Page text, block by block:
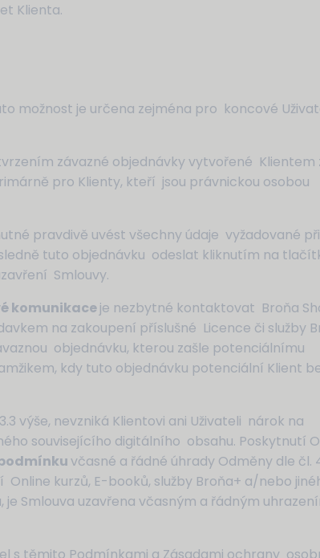
Klienta.
možnost je určena zejména pro koncové
závazné objednávky vytvořené Klientem
pro Klienty, kteří jsou právnickou osobou
pravdivě uvést všechny údaje vyžadované při
tuto objednávku odeslat kliknutím na
Smlouvy.
komunikaceje nezbytné kontaktovat Broňa
na zakoupení příslušné Licence či služby
objednávku, kterou zašle potenciálnímu
kdy tuto objednávku potenciální Klient
výše, nevzniká Klientovi ani Uživateli nárok na
souvisejícího digitálního obsahu. Poskytnutí
včasné a řádné úhrady Odměny dle čl.
kurzů, E-booků, služby Broňa+ a/nebo
Smlouva uzavřena včasným a řádným